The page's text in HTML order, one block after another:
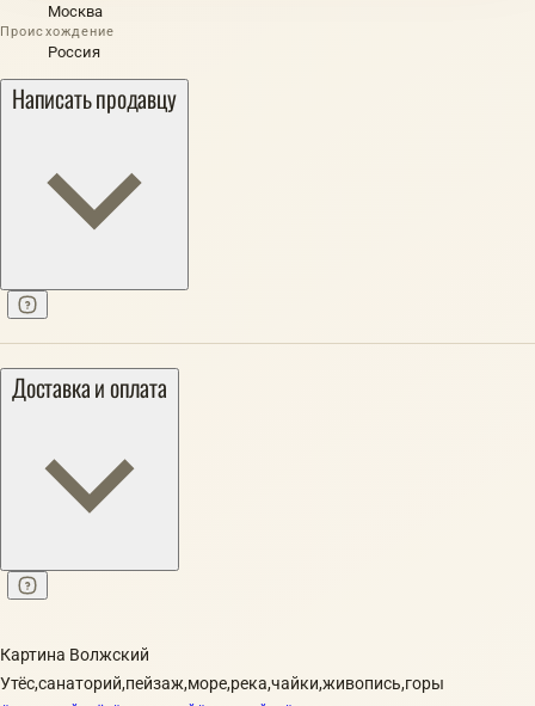
Москва
Происхождение
Россия
Написать продавцу
Доставка и оплата
Картина Волжский
Утёс,санаторий,пейзаж,море,река,чайки,живопись,горы